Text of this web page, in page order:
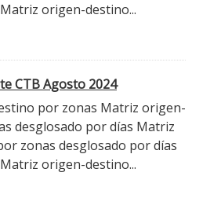
origen-destino...
CTB Agosto 2024
por zonas Matriz origen-
desglosado por días Matriz
zonas desglosado por días
origen-destino...